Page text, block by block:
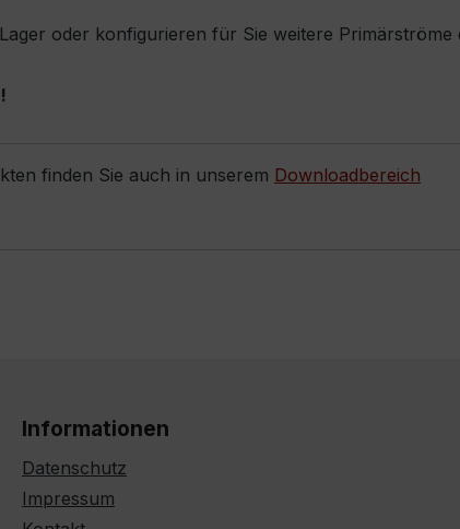
oder konfigurieren für Sie weitere Primärströme
finden Sie auch in unserem Downloadbereich
Informationen
Datenschutz
Impressum